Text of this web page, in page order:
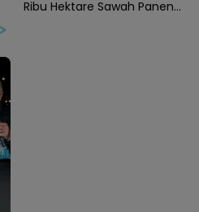
Ribu Hektare Sawah Panen